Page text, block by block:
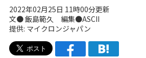
2022年02月25日 11時00分更新
文● 飯島範久 編集●ASCII
提供: マイクロンジャパン